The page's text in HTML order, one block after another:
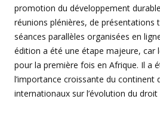
promotion du développement
réunions plénières, de présentations
séances parallèles organisées en
édition a été une étape majeure, car
pour la première fois en Afrique. Il a
l’importance croissante du continent
internationaux sur l’évolution du